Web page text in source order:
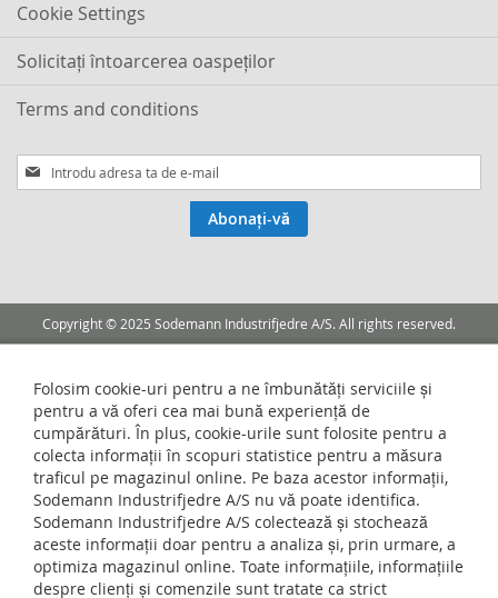
Cookie Settings
Solicitați întoarcerea oaspeților
Terms and conditions
Inscrieti-
va
Abonați-vă
Copyright © 2025 Sodemann Industrifjedre A/S. All rights reserved.
Folosim cookie-uri pentru a ne îmbunătăți serviciile și
pentru a vă oferi cea mai bună experiență de
cumpărături. În plus, cookie-urile sunt folosite pentru a
colecta informații în scopuri statistice pentru a măsura
traficul pe magazinul online. Pe baza acestor informații,
Sodemann Industrifjedre A/S nu vă poate identifica.
Sodemann Industrifjedre A/S colectează și stochează
aceste informații doar pentru a analiza și, prin urmare, a
optimiza magazinul online. Toate informațiile, informațiile
despre clienți și comenzile sunt tratate ca strict